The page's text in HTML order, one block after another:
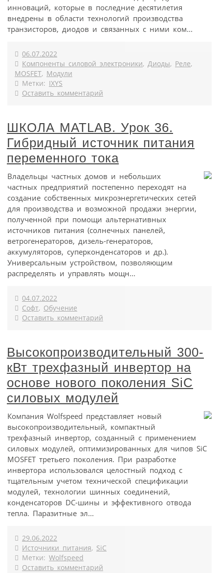
инноваций, которые в последние десятилетия
внедрены в области технологий производства
транзисторов, диодов и связанных с ними ком...
06.07.2022
Компоненты силовой электроники, Диоды, Реле,
MOSFET, Модули
Метки: IXYS
Оставить комментарий
ШКОЛА MATLAB. Урок 36.
Гибридный источник питания
переменного тока
Владельцы частных домов и небольших
частных предприятий постепенно переходят на
создание собственных микроэнергетических сетей
для производства и возможной продажи энергии,
полученной при помощи альтернативных
источников питания (солнечных панелей,
ветрогенераторов, дизель-генераторов,
аккумуляторов, суперконденсаторов и др.).
Универсальным устройством, позволяющим
распределять и управлять мощн...
04.07.2022
Софт, Обучение
Оставить комментарий
Высокопроизводительный 300-
кВт трехфазный инвертор на
основе нового поколения SiC
силовых модулей
Компания Wolfspeed представляет новый
высокопроизводительный, компактный
трехфазный инвертор, созданный с применением
силовых модулей, оптимизированных для чипов SiC
MOSFET третьего поколения. При разработке
инвертора использовался целостный подход с
тщательным учетом технической спецификации
модулей, технологии шинных соединений,
конденсаторов DC-шины и эффективного отвода
тепла. Паразитные эл...
29.06.2022
Источники питания, SiC
Метки: Wolfspeed
Оставить комментарий